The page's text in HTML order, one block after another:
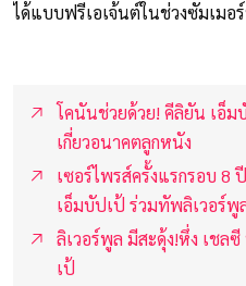
ได้แบบฟรีเอเจ้นต์ในช่วงซัมเมอ
โคนันช่วยด้วย! คีลิยัน เอ็
เกี่ยวอนาคตลูกหนัง
เซอร์ไพรส์ครั้งแรกรอบ
เอ็มบัปเป้ ร่วมทัพลิเวอร์พู
ลิเวอร์พูล มีสะดุ้ง!หึ่ง เชล
เป้